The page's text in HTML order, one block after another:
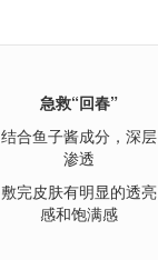
急救“回春”
结合鱼子酱成分，深层
渗透
敷完皮肤有明显的透亮
感和饱满感